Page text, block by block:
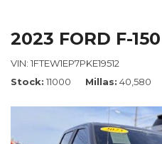
2023 FORD F-150
VIN: 1FTEW1EP7PKE19512
Stock 11000 Millas 40,580